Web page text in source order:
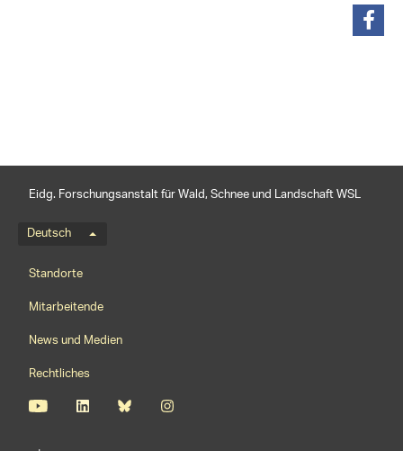
Eidg. Forschungsanstalt für Wald, Schnee und Landschaft WSL
Sprachmenü
Deutsch
Footernavigation
Standorte
Mitarbeitende
News und Medien
Rechtliches